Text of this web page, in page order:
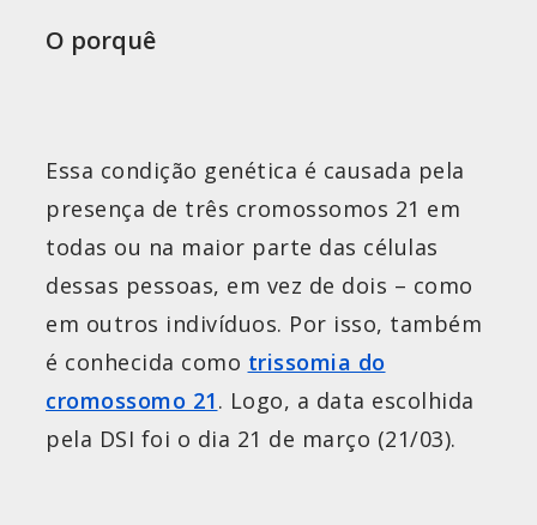
O porquê
Essa condição genética é causada pela
presença de três cromossomos 21 em
todas ou na maior parte das células
dessas pessoas, em vez de dois – como
em outros indivíduos. Por isso, também
é conhecida como trissomia do
cromossomo 21. Logo, a data escolhida
pela DSI foi o dia 21 de março (21/03).